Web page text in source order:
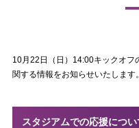
10月22日（日）14:00キックオフ
関する情報をお知らせいたします。
スタジアムでの応援につい